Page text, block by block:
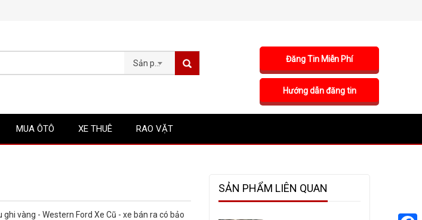
Sản phẩm Đăng Tin Miễn Phí
Hướng dẫn đăng tin
MUA ÔTÔ XE THUÊ RAO VẶT
vàng - Western Ford Xe Cũ - xe bán ra có bảo
SẢN PHẨM LIÊN QUAN